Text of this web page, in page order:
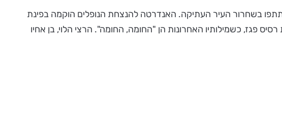
בשחרור העיר העתיקה. האנדרטה להנצחת הנופלים הוקמה בפינת
פגז, כשמילותיו האחרונות הן "החומה, החומה". הרצי הלוי, בן אחיו